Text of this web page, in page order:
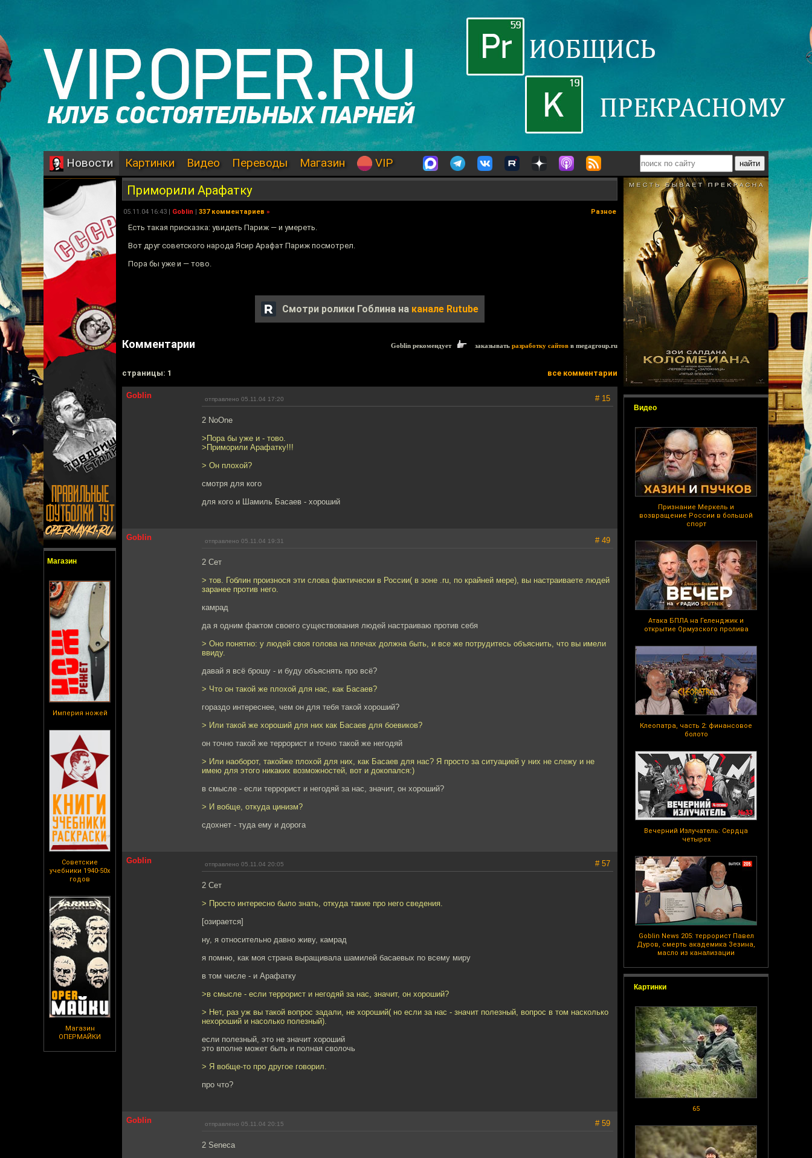
Новости Картинки Видео Переводы Магазин VIP
Магазин
Империя ножей
Советские
учебники 1940-50х
годов
Магазин
ОПЕРМАЙКИ
Видео
Признание Меркель и
возвращение России в большой
спорт
Атака БПЛА на Геленджик и
открытие Ормузского пролива
Клеопатра, часть 2: финансовое
болото
Вечерний Излучатель: Сердца
четырех
Goblin News 205: террорист Павел
Дуров, смерть академика Зезина,
масло из канализации
Картинки
65
Приморили Арафатку
05.11.04 16:43 | Goblin | 337 комментариев » Разное
Есть такая присказка: увидеть Париж — и умереть.
Вот друг советского народа Ясир Арафат Париж посмотрел.
Пора бы уже и — тово.
Смотри ролики Гоблина на канале Rutube
Комментарии Goblin рекомендует заказывать разработку сайтов в megagroup.ru
cтраницы: 1 все комментарии
Goblin отправлено 05.11.04 17:20 # 15
2 NoOne
>Пора бы уже и - тово.
>Приморили Арафатку!!!
> Он плохой?
смотря для кого
для кого и Шамиль Басаев - хороший
Goblin отправлено 05.11.04 19:31 # 49
2 Сет
> тов. Гоблин произнося эти слова фактически в России( в зоне .ru, по крайней мере), вы настраиваете людей
заранее против него.
камрад
да я одним фактом своего существования людей настраиваю против себя
> Оно понятно: у людей своя голова на плечах должна быть, и все же потрудитесь объяснить, что вы имели
ввиду.
давай я всё брошу - и буду объяснять про всё?
> Что он такой же плохой для нас, как Басаев?
гораздо интереснее, чем он для тебя такой хороший?
> Или такой же хороший для них как Басаев для боевиков?
он точно такой же террорист и точно такой же негодяй
> Или наоборот, такойже плохой для них, как Басаев для нас? Я просто за ситуацией у них не слежу и не
имею для этого никаких возможностей, вот и докопался:)
в смысле - если террорист и негодяй за нас, значит, он хороший?
> И вобще, откуда цинизм?
сдохнет - туда ему и дорога
Goblin отправлено 05.11.04 20:05 # 57
2 Сет
> Просто интересно было знать, откуда такие про него сведения.
[озирается]
ну, я относительно давно живу, камрад
я помню, как моя страна выращивала шамилей басаевых по всему миру
в том числе - и Арафатку
>в смысле - если террорист и негодяй за нас, значит, он хороший?
> Нет, раз уж вы такой вопрос задали, не хороший( но если за нас - значит полезный, вопрос в том насколько
нехороший и насолько полезный).
если полезный, это не значит хороший
это вполне может быть и полная сволочь
> Я вобще-то про другое говорил.
про что?
Goblin отправлено 05.11.04 20:15 # 59
2 Seneca